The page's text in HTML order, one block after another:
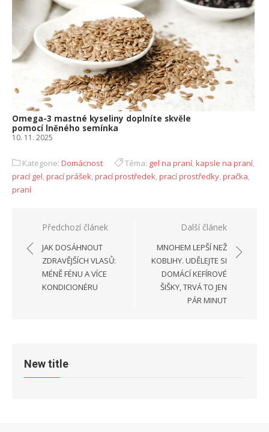
Omega-3 mastné kyseliny doplníte skvěle
pomocí lněného semínka
10. 11. 2025
Kategorie: Domácnost Téma: gel na praní,kapsle na praní,
prací gel,prací prášek,prací prostředek,prací prostředky,pračka,
praní
Navigace
pro
příspěvek
Předchozí článek
JAK DOSÁHNOUT
ZDRAVĚJŠÍCH VLASŮ:
MÉNĚ FÉNU A VÍCE
KONDICIONÉRU
Další článek
MNOHEM LEPŠÍ NEŽ
KOBLIHY. UDĚLEJTE SI
DOMÁCÍ KEFÍROVÉ
ŠIŠKY, TRVÁ TO JEN
PÁR MINUT
New title